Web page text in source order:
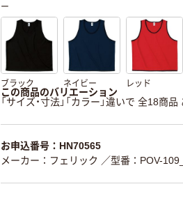
ー
ブラック ネイビー レッド
この商品のバリエーション
「サイズ・寸法」「カラー」違いで 全18商品
お申込番号：HN70565
メーカー：フェリック ／型番：POV-